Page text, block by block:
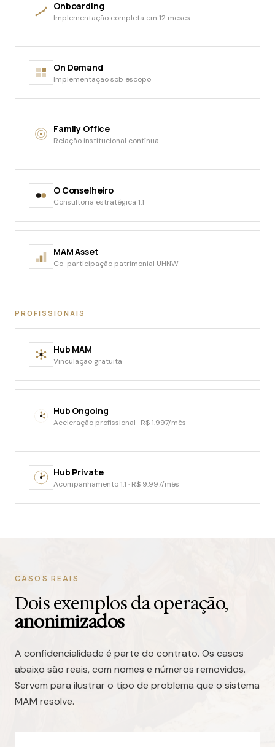
Onboarding
Implementação completa em 12 meses
On Demand
Implementação sob escopo
Family Office
Relação institucional contínua
O Conselheiro
Consultoria estratégica 1:1
MAM Asset
Co-participação patrimonial UHNW
PROFISSIONAIS
Hub MAM
Vinculação gratuita
Hub Ongoing
Aceleração profissional · R$ 1.997/mês
Hub Private
Acompanhamento 1:1 · R$ 9.997/mês
CASOS REAIS
Dois exemplos da operação,
anonimizados
A confidencialidade é parte do contrato. Os casos
abaixo são reais, com nomes e números removidos.
Servem para ilustrar o tipo de problema que o sistema
MAM resolve.